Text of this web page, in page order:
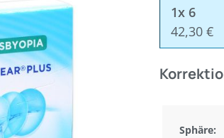
1x 6
42,30 €
Sphäre: